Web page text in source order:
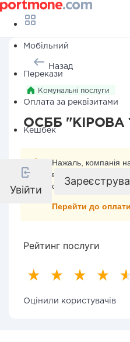
Мобільний
Перекази
Оплата за реквізитами
Кешбек
Увійти
Назад
Комунальні послуги
ОСББ "КІРОВА
Нажаль, компанія
ви хочете здійснити
скористайтесь
Перейти до
Рейтинг послуги
Оцінили користувачів